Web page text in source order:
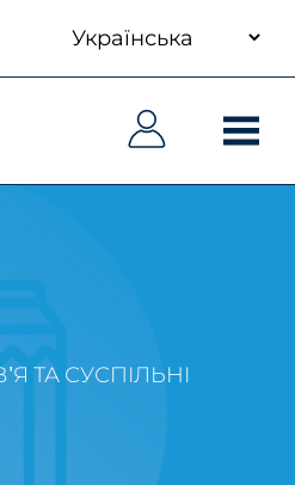
language
ТА СУСПІЛЬНІ